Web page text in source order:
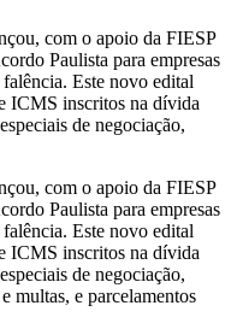
com o apoio da FIESP
Paulista para empresas
Este novo edital
ICMS inscritos na dívida
de negociação,
com o apoio da FIESP
Paulista para empresas
Este novo edital
ICMS inscritos na dívida
de negociação,
multas, e parcelamentos